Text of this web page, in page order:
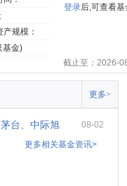
规模：
基金)
登录后,可查看基
截止至：2026-
更多>
台、中际旭
08-02
更多相关基金资讯>